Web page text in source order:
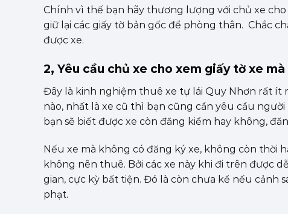
Chính vì thế bạn hãy thương lượng với chủ xe
giữ lại các giấy tờ bản gốc để phòng thân. Chắc
được xe.
2, Yêu cầu chủ xe cho xem giấy tờ xe
Đây là kinh nghiệm thuê xe tự lái Quy Nhơn rất ít
nào, nhất là xe cũ thì bạn cũng cần yêu cầu
bạn sẽ biết được xe còn đăng kiểm hay không,
Nếu xe mà không có đăng ký xe, không còn thời
không nên thuê. Bởi các xe này khi đi trên được
gian, cực kỳ bất tiện. Đó là còn chưa kể nếu cảnh
phạt.